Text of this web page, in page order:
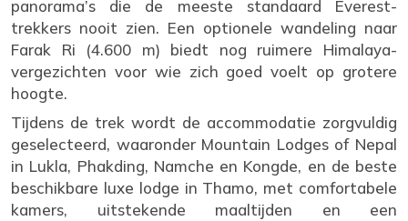
panorama’s die de meeste standaard Everest-
trekkers nooit zien. Een optionele wandeling naar
Farak Ri (4.600 m) biedt nog ruimere Himalaya-
vergezichten voor wie zich goed voelt op grotere
hoogte.
Tijdens de trek wordt de accommodatie zorgvuldig
geselecteerd, waaronder Mountain Lodges of Nepal
in Lukla, Phakding, Namche en Kongde, en de beste
beschikbare luxe lodge in Thamo, met comfortabele
kamers, uitstekende maaltijden en een